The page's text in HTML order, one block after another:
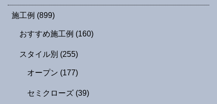
施工例 (899)
おすすめ施工例 (160)
スタイル別 (255)
オープン (177)
セミクローズ (39)